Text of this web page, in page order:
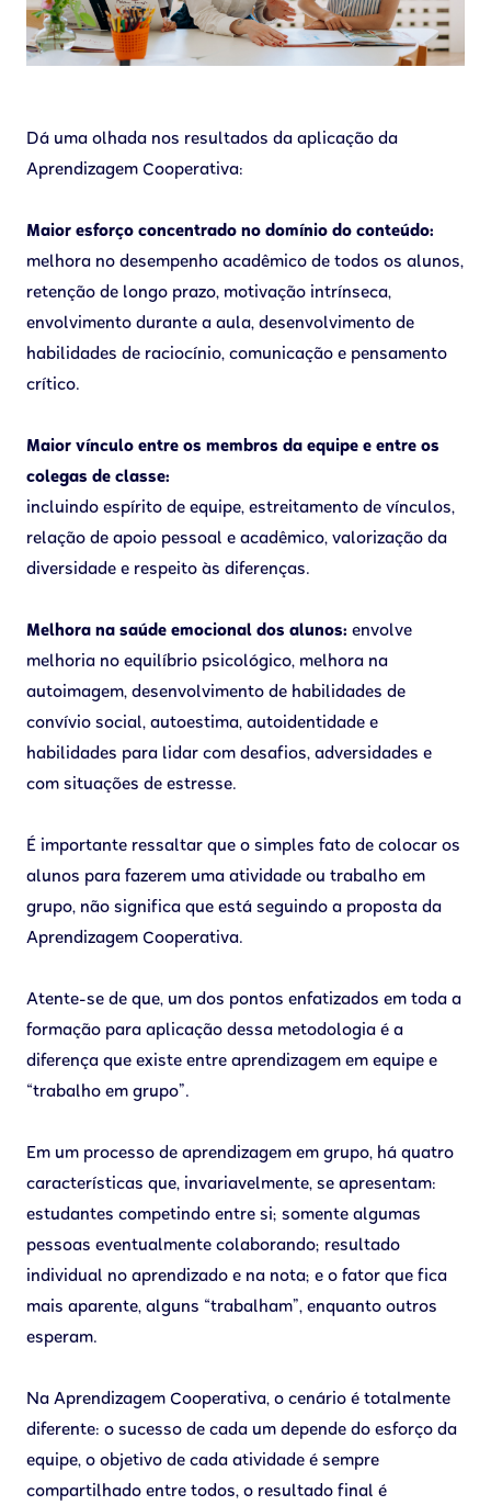
Dá uma olhada nos resultados da aplicação da
Aprendizagem Cooperativa:
Maior esforço concentrado no domínio do conteúdo:
melhora no desempenho acadêmico de todos os alunos,
retenção de longo prazo, motivação intrínseca,
envolvimento durante a aula, desenvolvimento de
habilidades de raciocínio, comunicação e pensamento
crítico.
Maior vínculo entre os membros da equipe e entre os
colegas de classe:
incluindo espírito de equipe, estreitamento de vínculos,
relação de apoio pessoal e acadêmico, valorização da
diversidade e respeito às diferenças.
Melhora na saúde emocional dos alunos: envolve
melhoria no equilíbrio psicológico, melhora na
autoimagem, desenvolvimento de habilidades de
convívio social, autoestima, autoidentidade e
habilidades para lidar com desafios, adversidades e
com situações de estresse.
É importante ressaltar que o simples fato de colocar os
alunos para fazerem uma atividade ou trabalho em
grupo, não significa que está seguindo a proposta da
Aprendizagem Cooperativa.
Atente-se de que, um dos pontos enfatizados em toda a
formação para aplicação dessa metodologia é a
diferença que existe entre aprendizagem em equipe e
“trabalho em grupo”.
Em um processo de aprendizagem em grupo, há quatro
características que, invariavelmente, se apresentam:
estudantes competindo entre si; somente algumas
pessoas eventualmente colaborando; resultado
individual no aprendizado e na nota; e o fator que fica
mais aparente, alguns “trabalham”, enquanto outros
esperam.
Na Aprendizagem Cooperativa, o cenário é totalmente
diferente: o sucesso de cada um depende do esforço da
equipe, o objetivo de cada atividade é sempre
compartilhado entre todos, o resultado final é